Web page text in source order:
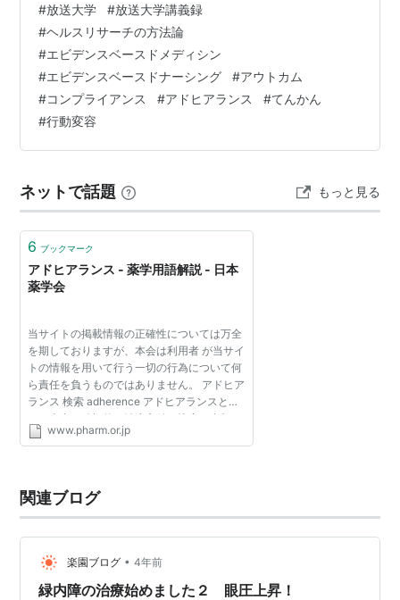
おける根拠は、患者のアウトカムを重視したものです。
アウトカムは、患者にとって意味のある結果や健康状態
を指し、これを用いることで適切なエビデンスが形成さ
れるとされています。 コンプライアンスは、医師の指示
に従う程度を示す用語であり、患者に高いコンプライア
ンスが求められます。特に慢…
#放送大学 #放送大学講義録
#ヘルスリサーチの方法論
#エビデンスベースドメディシン
#エビデンスベースドナーシング #アウトカム
#コンプライアンス #アドヒアランス #てんかん
#行動変容
ネットで話題 もっと見る
6 ブックマーク
アドヒアランス - 薬学用語解説 - 日本
薬学会
当サイトの掲載情報の正確性については万全
を期しておりますが、本会は利用者 が当サイ
トの情報を用いて行う一切の行為について何
ら責任を負うものではありません。 アドヒア
ランス 検索 adherence アドヒアランスと
は、患者が積極的に治療方針の決定に参加
し、その決定に従って治療を受けることを意
www.pharm.or.jp
関連ブログ
楽園ブログ • 4年前
緑内障の治療始めました２ 眼圧上昇！